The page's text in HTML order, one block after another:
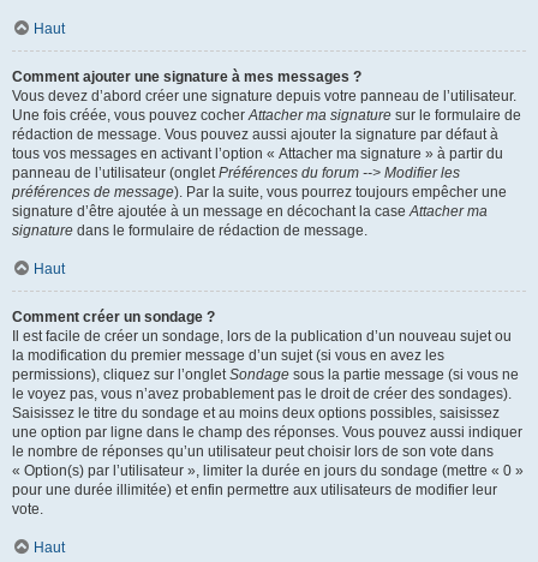
Haut
Comment ajouter une signature à mes messages ?
Vous devez d’abord créer une signature depuis votre panneau de l’utilisateur.
Une fois créée, vous pouvez cocherAttacher ma signature sur le formulaire de
rédaction de message. Vous pouvez aussi ajouter la signature par défaut à
tous vos messages en activant l’option « Attacher ma signature » à partir du
panneau de l’utilisateur (ongletPréférences du forum --> Modifier les
préférences de message). Par la suite, vous pourrez toujours empêcher une
signature d’être ajoutée à un message en décochant la caseAttacher ma
signature dans le formulaire de rédaction de message.
Haut
Comment créer un sondage ?
Il est facile de créer un sondage, lors de la publication d’un nouveau sujet ou
la modification du premier message d’un sujet (si vous en avez les
permissions), cliquez sur l’ongletSondage sous la partie message (si vous ne
le voyez pas, vous n’avez probablement pas le droit de créer des sondages).
Saisissez le titre du sondage et au moins deux options possibles, saisissez
une option par ligne dans le champ des réponses. Vous pouvez aussi indiquer
le nombre de réponses qu’un utilisateur peut choisir lors de son vote dans
« Option(s) par l’utilisateur », limiter la durée en jours du sondage (mettre « 0 »
pour une durée illimitée) et enfin permettre aux utilisateurs de modifier leur
vote.
Haut